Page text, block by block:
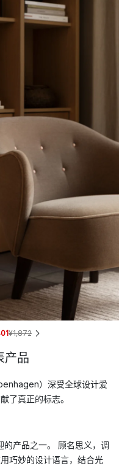
¥1,872
产品
）深受全球设计爱
了真正的标志。
产品之一。 顾名思义，调
巧妙的设计语言，结合光